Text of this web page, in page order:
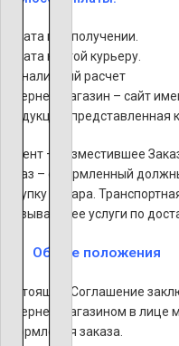
Оплата при получении.
Оплата картой курьеру.
Безналичный расчет
Интернет-магазин – сайт
продукция,
Клиент – разместившее
Заказ – оформленный
покупку Товара.
оказывающее услуги по
Общие положения
Настоящее Соглашение
Интернет-магазином в
оформления заказа.